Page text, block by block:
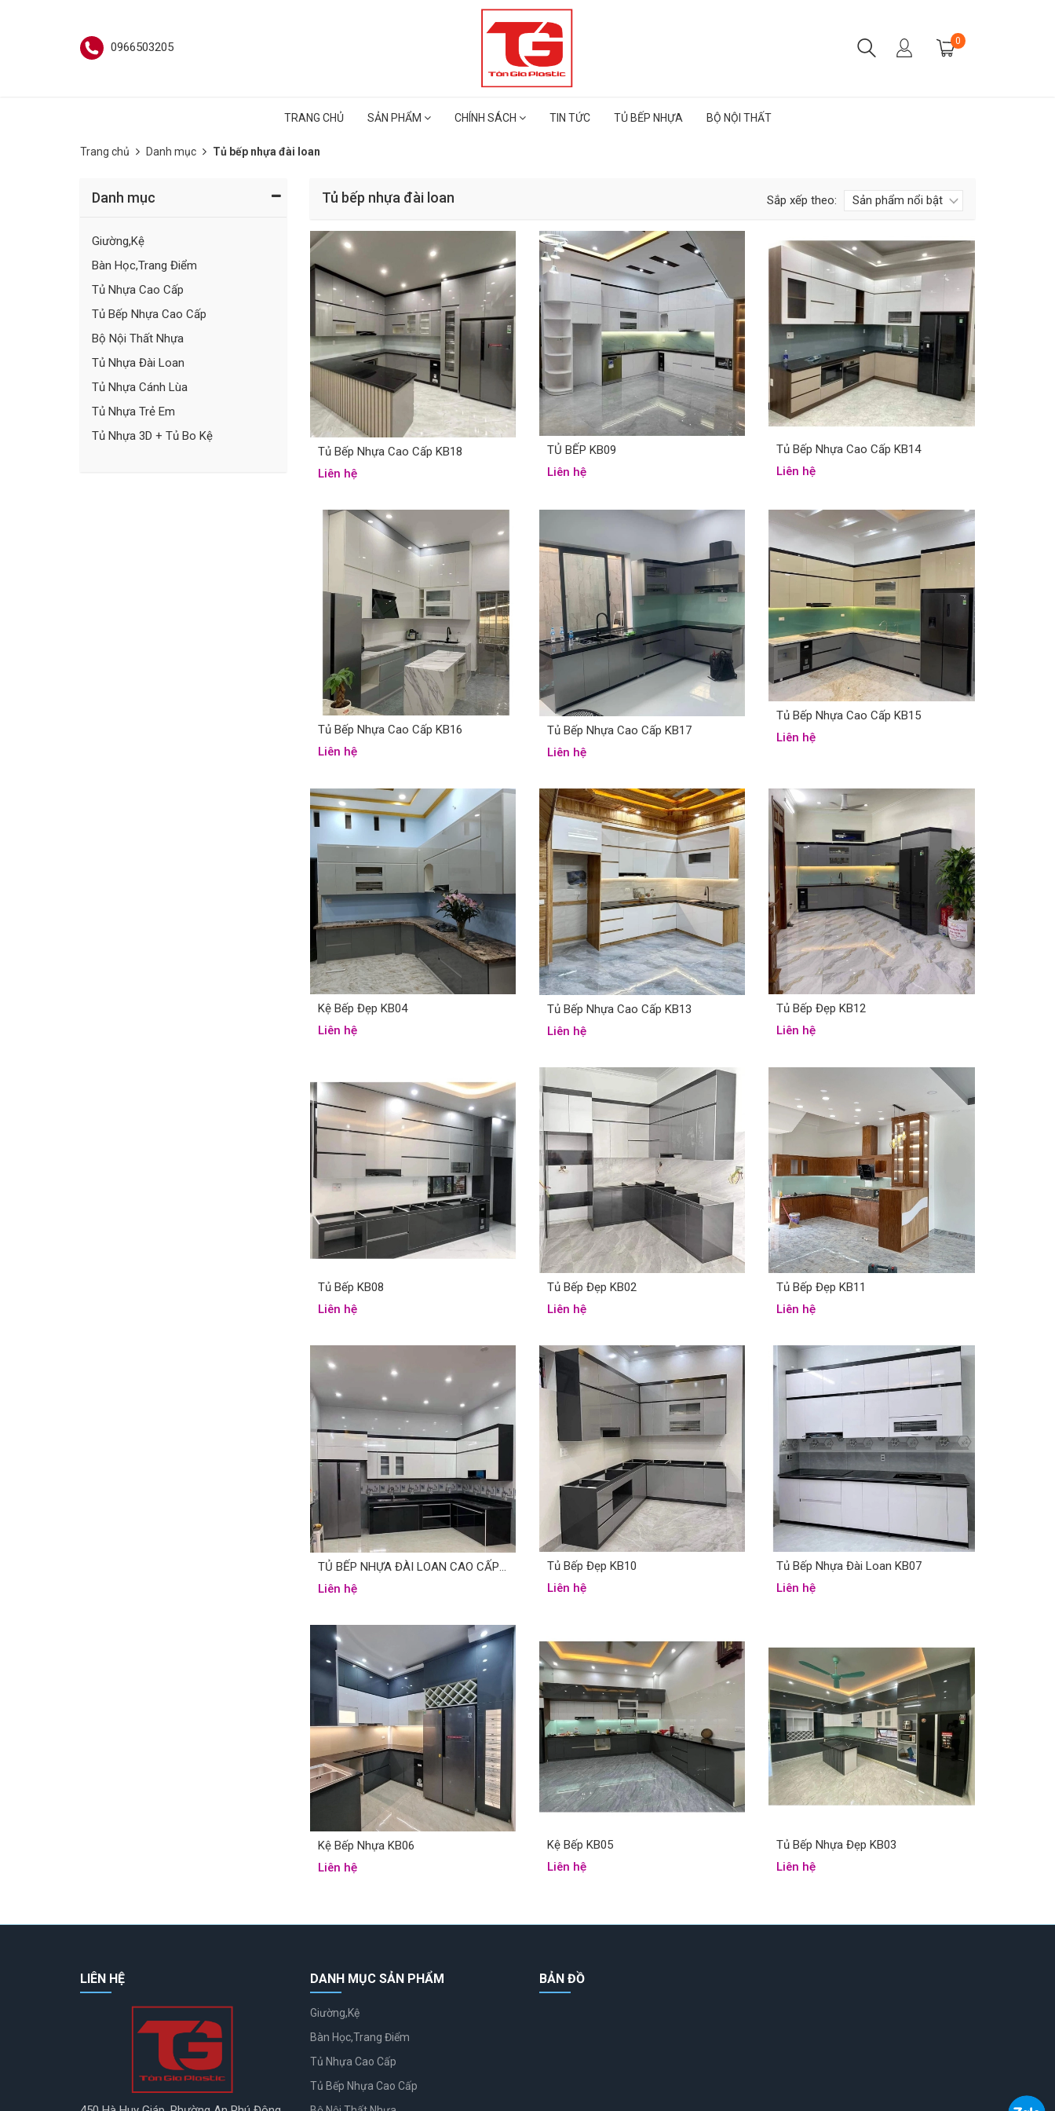
0966503205 0
TRANG CHỦ SẢN PHẨM CHÍNH SÁCH TIN TỨC TỦ BẾP NHỰA BỘ NỘI THẤT
Trang chủ Danh mục Tủ bếp nhựa đài loan
Danh mục
Giường,Kệ
Bàn Học,Trang Điểm
Tủ Nhựa Cao Cấp
Tủ Bếp Nhựa Cao Cấp
Bộ Nội Thất Nhựa
Tủ Nhựa Đài Loan
Tủ Nhựa Cánh Lùa
Tủ Nhựa Trẻ Em
Tủ Nhựa 3D + Tủ Bo Kệ
Tủ bếp nhựa đài loan Sắp xếp theo:
Tủ Bếp Nhựa Cao Cấp KB18
Liên hệ
TỦ BẾP KB09
Liên hệ
Tủ Bếp Nhựa Cao Cấp KB14
Liên hệ
Tủ Bếp Nhựa Cao Cấp KB16
Liên hệ
Tủ Bếp Nhựa Cao Cấp KB17
Liên hệ
Tủ Bếp Nhựa Cao Cấp KB15
Liên hệ
Kệ Bếp Đẹp KB04
Liên hệ
Tủ Bếp Nhựa Cao Cấp KB13
Liên hệ
Tủ Bếp Đẹp KB12
Liên hệ
Tủ Bếp KB08
Liên hệ
Tủ Bếp Đẹp KB02
Liên hệ
Tủ Bếp Đẹp KB11
Liên hệ
Liên hệ
Tủ Bếp Đẹp KB10
Liên hệ
Tủ Bếp Nhựa Đài Loan KB07
Liên hệ
Kệ Bếp Nhựa KB06
Liên hệ
Kệ Bếp KB05
Liên hệ
Tủ Bếp Nhựa Đẹp KB03
Liên hệ
LIÊN HỆ DANH MỤC SẢN PHẨM
Giường,Kệ
Bàn Học,Trang Điểm
Tủ Nhựa Cao Cấp
Tủ Bếp Nhựa Cao Cấp
BẢN ĐỒ